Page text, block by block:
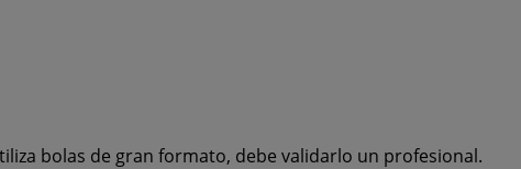
bolas de gran formato, debe validarlo un profesional.